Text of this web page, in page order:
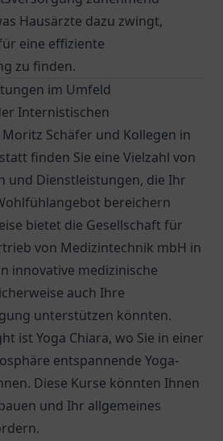
Hausärzte dazu zwingt,
eine effiziente
zu finden.
im Umfeld
Internistischen
Schäfer und Kollegen in
finden Sie eine Vielzahl von
und Dienstleistungen, die Ihr
bereichern
bietet die Gesellschaft für
von Medizintechnik mbH in
innovative medizinische
auch Ihre
unterstützen könnten.
ist Yoga Chiara, wo Sie in einer
entspannende Yoga-
Diese Kurse könnten Ihnen
und Ihr allgemeines